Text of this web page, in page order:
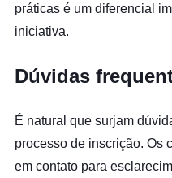
práticas é um diferencial
iniciativa.
Dúvidas
É natural que surjam
processo de inscrição. Os
em contato para